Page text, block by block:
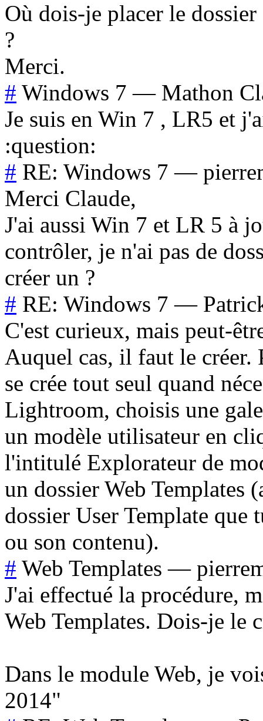
Où dois-je placer le
?
Merci.
# Windows 7 — Mathon
Je suis en Win 7 , LR5 et
:question:
# RE: Windows 7 —
Merci Claude,
J'ai aussi Win 7 et LR 5 à
contrôler, je n'ai pas de
créer un ?
# RE: Windows 7 —
C'est curieux, mais peut-
Auquel cas, il faut le
se crée tout seul quand
Lightroom, choisis une
un modèle utilisateur en
l'intitulé Explorateur de
un dossier Web Templates
dossier User Template
ou son contenu).
# Web Templates —
J'ai effectué la procédure,
Web Templates. Dois-je le
Dans le module Web, je
2014"